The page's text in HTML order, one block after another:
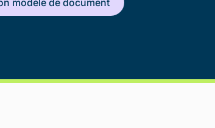
modèle de document